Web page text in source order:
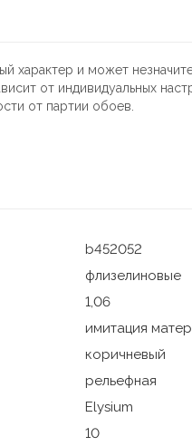
характер и может
от индивидуальных
от партии обоев.
b452052
флизелиновые
1,06
имитация
коричневый
рельефная
Elysium
10